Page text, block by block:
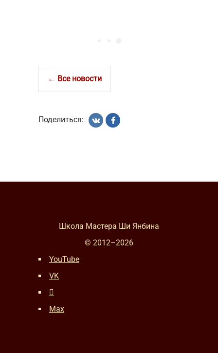
← Все новости
Поделиться:
Школа Мастера Ши Янбина
© 2012–2026
YouTube
VK
Max